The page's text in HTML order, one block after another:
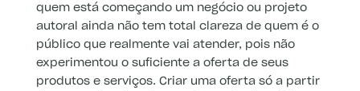
quem está começando um negócio ou projeto
autoral ainda não tem total clareza de quem é o
público que realmente vai atender, pois não
experimentou o suficiente a oferta de seus
produtos e serviços. Criar uma oferta só a partir